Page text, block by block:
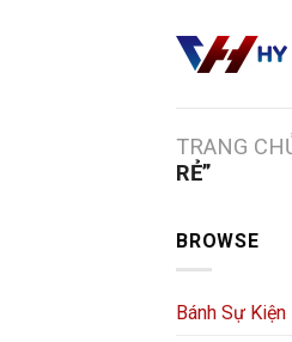
TRANG
RẺ”
BROWSE
Bánh Sự Kiện